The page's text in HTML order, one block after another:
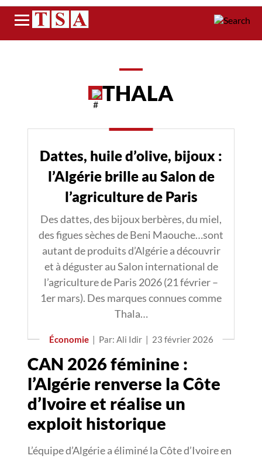
Menu
THALA
Dattes, huile d’olive, bijoux :
l’Algérie brille au Salon de
l’agriculture de Paris
Des dattes, des bijoux berbères, du miel,
des figues sèches de Beni Maouche…sont
autant de produits d’Algérie a découvrir
et à déguster au Salon international de
l’agriculture de Paris 2026 (21 février –
1er mars). Des marques connues comme
Thala…
Économie | Par: Ali Idir | 23 février 2026
CAN 2026 féminine :
l’Algérie renverse la Côte
d’Ivoire et réalise un
exploit historique
L’équipe d’Algérie a éliminé la Côte d’Ivoire en